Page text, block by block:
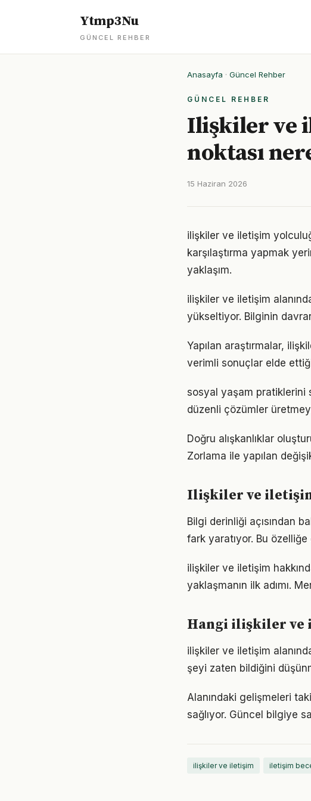
Ytmp3Nu
GÜNCEL REHBER
Anasayfa · Güncel Rehber
GÜNCEL REHBER
Ilişkiler ve
noktası
15 Haziran 2026
ilişkiler ve iletişim
karşılaştırma yapmak
yaklaşım.
ilişkiler ve iletişim
yükseltiyor. Bilginin
Yapılan araştırmalar,
verimli sonuçlar elde
sosyal yaşam pratiklerini
düzenli çözümler
Doğru alışkanlıklar
Zorlama ile yapılan
Ilişkiler ve
Bilgi derinliği açısından
fark yaratıyor. Bu
ilişkiler ve iletişim
yaklaşmanın ilk adımı.
Hangi ilişkiler ve
ilişkiler ve iletişim
şeyi zaten bildiğini
Alanındaki gelişmeleri
sağlıyor. Güncel bilgiye
ilişkiler ve iletişim iletişim